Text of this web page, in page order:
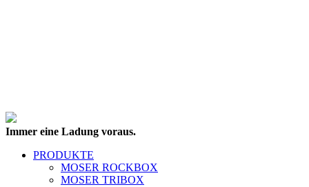
Immer eine Ladung voraus.
PRODUKTE
MOSER ROCKBOX
MOSER TRIBOX